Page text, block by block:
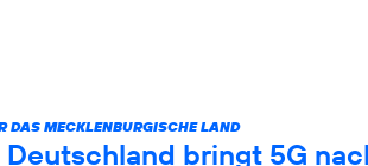
DAS MECKLENBURGISCHE LAND
bringt 5G